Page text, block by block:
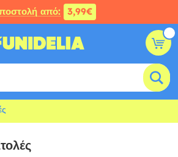
από: 3,99€